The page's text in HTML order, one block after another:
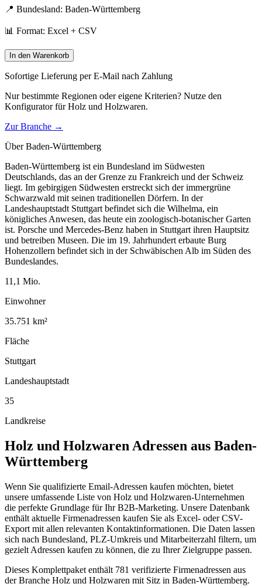
📍 Bundesland: Baden-Württemberg
📊 Format: Excel + CSV
In den Warenkorb
Sofortige Lieferung per E-Mail nach Zahlung
Nur bestimmte Regionen oder eigene Kriterien? Nutze den
Konfigurator fürHolz und Holzwaren.
Zur Branche →
ÜberBaden-Württemberg
Baden-Württemberg ist ein Bundesland im Südwesten
Deutschlands, das an der Grenze zu Frankreich und der Schweiz
liegt. Im gebirgigen Südwesten erstreckt sich der immergrüne
Schwarzwald mit seinen traditionellen Dörfern. In der
Landeshauptstadt Stuttgart befindet sich die Wilhelma, ein
königliches Anwesen, das heute ein zoologisch-botanischer Garten
ist. Porsche und Mercedes-Benz haben in Stuttgart ihren Hauptsitz
und betreiben Museen. Die im 19. Jahrhundert erbaute Burg
Hohenzollern befindet sich in der Schwäbischen Alb im Süden des
Bundeslandes.
11,1 Mio.
Einwohner
35.751 km²
Fläche
Stuttgart
Landeshauptstadt
35
Landkreise
Holz und Holzwaren Adressen aus Baden-
Württemberg
Wenn Sie qualifizierte Email-Adressen kaufen möchten, bietet
unsere umfassende Liste von Holz und Holzwaren-Unternehmen
die perfekte Grundlage für Ihr B2B-Marketing. Unsere Datenbank
enthält aktuelle Firmenadressen kaufen Sie als Excel- oder CSV-
Export mit allen relevanten Kontaktinformationen. Die Daten lassen
sich nach Bundesland, PLZ-Umkreis und Mitarbeiterzahl filtern, um
gezielt Adressen kaufen zu können, die zu Ihrer Zielgruppe passen.
Dieses Komplettpaket enthält 781 verifizierte Firmenadressen aus
der Branche Holz und Holzwaren mit Sitz in Baden-Württemberg.